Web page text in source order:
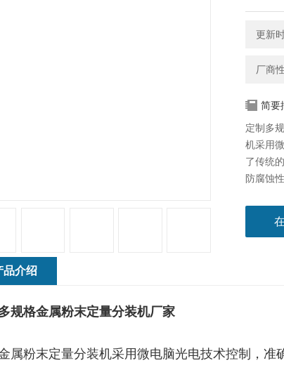
更新
厂商
简要
定制多
机​采用
了传统
防腐蚀
品介绍
规格金属粉末定量分装机厂家
属粉末定量分装机采用微电脑光电技术控制，